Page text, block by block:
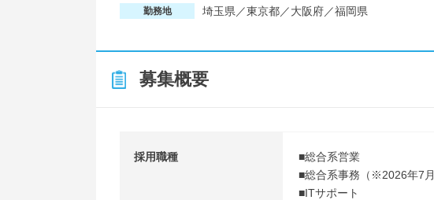
勤務地 埼玉県／東京都／大阪府／福岡県
募集概要
採用職種
■総合系営業
■総合系事務（※2026年7
■ITサポート